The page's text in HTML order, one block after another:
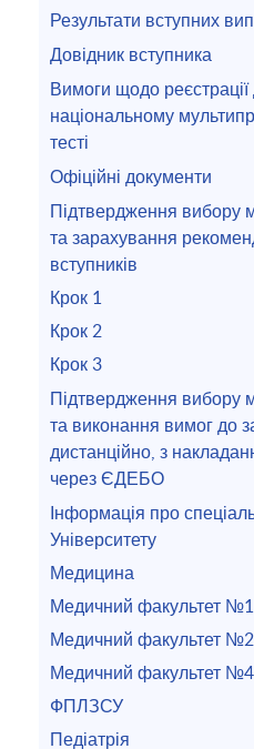
Результати вступних
Довідник вступника
Вимоги щодо реєстрації
національному
тесті
Офіційні документи
Підтвердження вибору
та зарахування
вступників
Крок 1
Крок 2
Крок 3
Підтвердження вибору
та виконання вимог до
дистанційно, з
через ЄДЕБО
Інформація про
Університету
Медицина
Медичний факультет №1
Медичний факультет №2
Медичний факультет №4
ФПЛЗСУ
Педіатрія